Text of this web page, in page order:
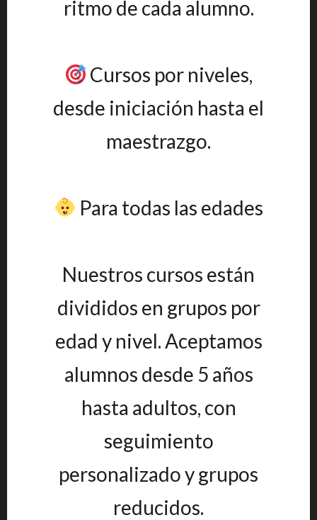
ritmo de cada alumno.
Cursos por niveles,
desde iniciación hasta el
maestrazgo.
Para todas las edades
Nuestros cursos están
divididos en grupos por
edad y nivel. Aceptamos
alumnos desde 5 años
hasta adultos, con
seguimiento
personalizado y grupos
reducidos.